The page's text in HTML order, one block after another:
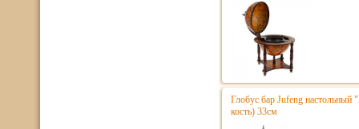
Глобус бар Jufeng настольный
кость) 33см